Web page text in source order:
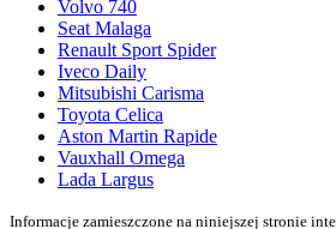
Volvo 740
Seat Malaga
Renault Sport Spider
Iveco Daily
Mitsubishi Carisma
Toyota Celica
Aston Martin Rapide
Vauxhall Omega
Lada Largus
Informacje zamieszczone na niniejszej stronie